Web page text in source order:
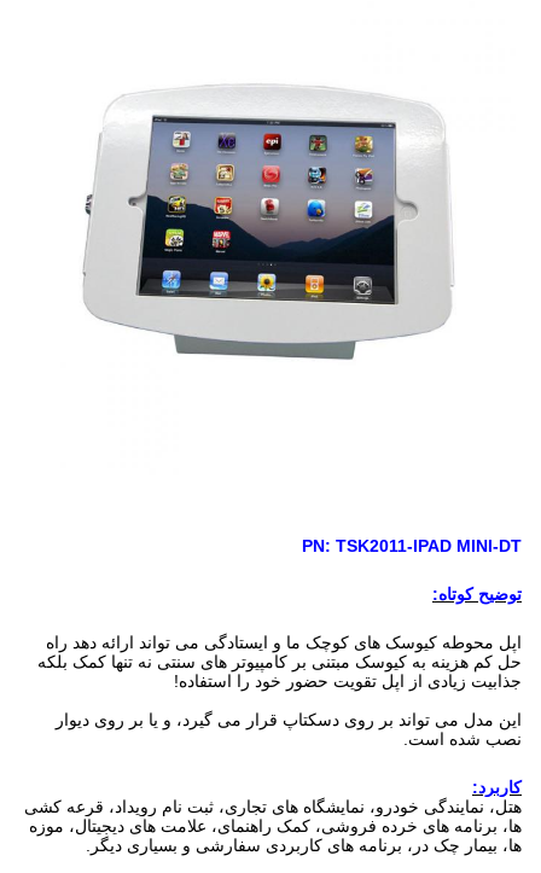
PN: TSK2011-IPAD MINI-DT
توضیح کوتاه:
اپل محوطه کیوسک های کوچک ما و ایستادگی می تواند ارائه دهد راه
حل کم هزینه به کیوسک مبتنی بر کامپیوتر های سنتی نه تنها کمک بلکه
جذابیت زیادی از اپل تقویت حضور خود را استفاده!
این مدل می تواند بر روی دسکتاپ قرار می گیرد، و یا بر روی دیوار
نصب شده است.
کاربرد:
هتل، نمایندگی خودرو، نمایشگاه های تجاری، ثبت نام رویداد، قرعه کشی
ها، برنامه های خرده فروشی، کمک راهنمای، علامت های دیجیتال، موزه
ها، بیمار چک در، برنامه های کاربردی سفارشی و بسیاری دیگر.